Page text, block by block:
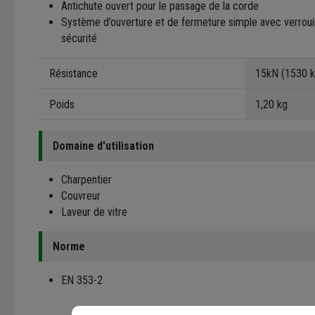
Antichute ouvert pour le passage de la corde
Système d’ouverture et de fermeture simple avec
sécurité
Résistance 15kN (1530
Poids 1,20 kg
Domaine d'utilisation
Charpentier
Couvreur
Laveur de vitre
Norme
EN 353-2